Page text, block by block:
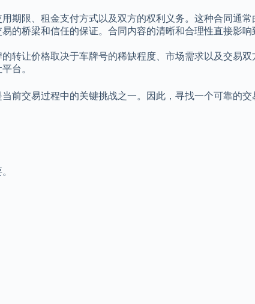
期限、租金支付方式以及双方的权利义务。这种合同通
的桥梁和信任的保证。合同内容的清晰和合理性直接影响
转让价格取决于车牌号的稀缺程度、市场需求以及交易
台。
前交易过程中的关键挑战之一。因此，寻找一个可靠的